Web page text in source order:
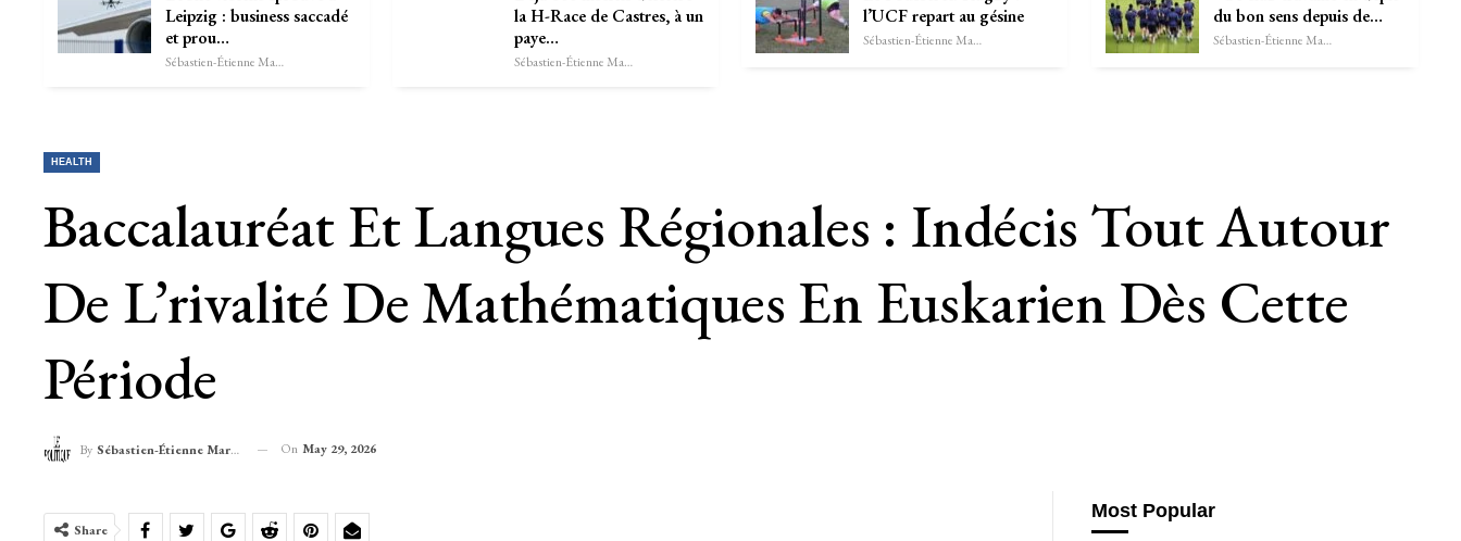
Leipzig : business saccadé
et prou…
Sébastien-Étienne Marechal
la H-Race de Castres, à un
paye…
Sébastien-Étienne Marechal
l’UCF repart au gésine
Sébastien-Étienne Marechal
du bon sens depuis de…
Sébastien-Étienne Marechal
HEALTH
Baccalauréat Et Langues Régionales : Indécis Tout Autour
De L’rivalité De Mathématiques En Euskarien Dès Cette
Période
By Sébastien-Étienne Marechal On May 29, 2026
Share
Most Popular